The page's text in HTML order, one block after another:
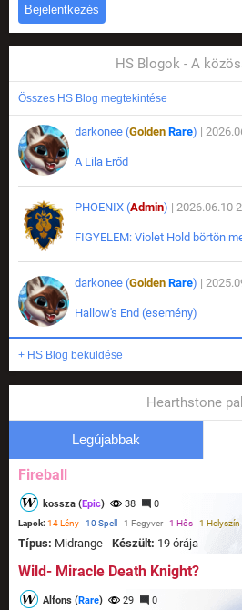
HS Blogok - A
Összes HS Blog megtekintése
darkonee (Golden Rare) |
A Lila Erőd
PHOENIX (Admin) | 2026.06.10
FIGYELEM: Violet Hold börtön
darkonee (Golden Rare) |
Hallow's End (esemény)
+ HS Blog beküldése
Hearthstone
Legújabbak
Fireball
kossza (Epic) 38 0
Lapok: 14 Lény-10 Spell - 1 Fegyver-1 Hős-1 Helyszín
Típus: Midrange - Készült: 19 órája
Wild- Miracle Death Knight?
Alfons (Rare) 29 0